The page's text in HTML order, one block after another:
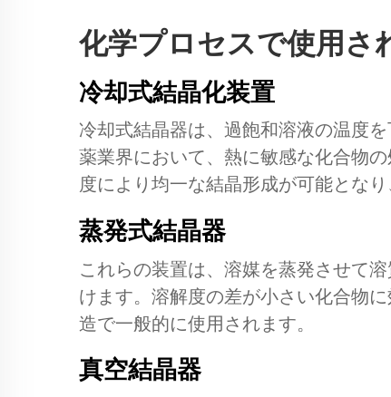
化学プロセスで使用さ
冷却式結晶化装置
冷却式結晶器は、過飽和溶液の温度
薬業界において、熱に敏感な化合物
度により均一な結晶形成が可能とな
蒸発式結晶器
これらの装置は、溶媒を蒸発させて
けます。溶解度の差が小さい化合物
造で一般的に使用されます。
真空結晶器